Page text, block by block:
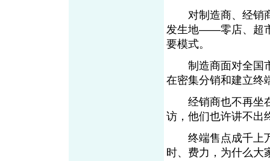
对制造商、经销商
发生地——零店、超
要模式。
制造商面对全国市
在密集分销和建立终
经销商也不再坐在
访，他们也许讲不出
终端售点成千上万
时、费力，为什么大